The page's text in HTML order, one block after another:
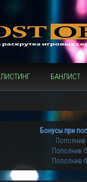
ЛИСТИНГ БАНЛИСТ
Бонусы при
Пополнив
Пополнив
Пополнив